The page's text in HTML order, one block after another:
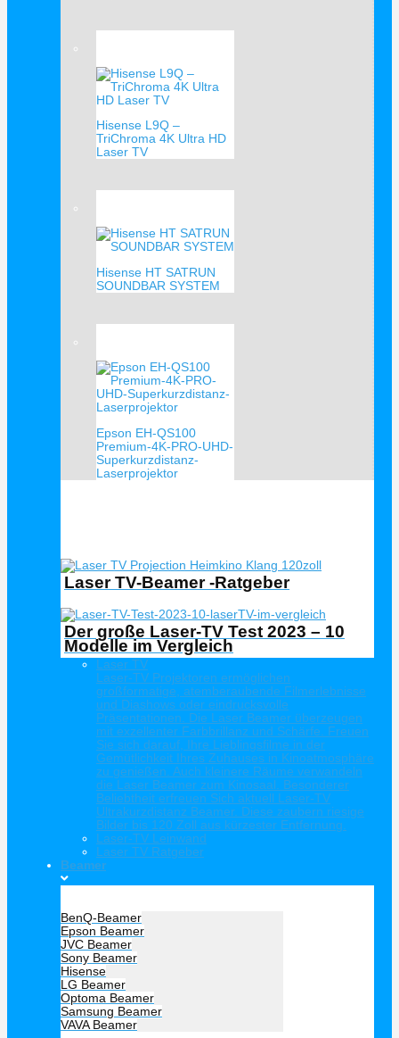
Hisense L9Q –
TriChroma 4K Ultra HD
Laser TV
Hisense HT SATRUN
SOUNDBAR SYSTEM
Epson EH-QS100
Premium-4K-PRO-UHD-
Superkurzdistanz-
Laserprojektor
Laser TV-Beamer -Ratgeber
Der große Laser-TV Test 2023 – 10
Modelle im Vergleich
Laser TV
Laser-TV Projektoren ermöglichen
großformatige, atemberaubende Filmerlebnisse
und Diashows oder eindrucksvolle
Präsentationen. Die Laser Beamer überzeugen
mit exzellenter Farbbrillanz und Schärfe. Freuen
Sie sich darauf, Ihre Lieblingsfilme in der
Gemütlichkeit Ihres Zuhauses in Kinoatmosphäre
zu genießen. Auch kleinere Räume verwandeln
die Laser Beamer zum Kinosaal. Besonderer
Beliebtheit erfreuen Sich aktuell Laser-TV
Ultrakurzdistanz Beamer. Diese zaubern riesige
Bilder bis 120 Zoll aus kürzester Entfernung.
Laser-TV Leinwand
Laser TV Ratgeber
Beamer
BenQ-Beamer
Epson Beamer
JVC Beamer
Sony Beamer
Hisense
LG Beamer
Optoma Beamer
Samsung Beamer
VAVA Beamer